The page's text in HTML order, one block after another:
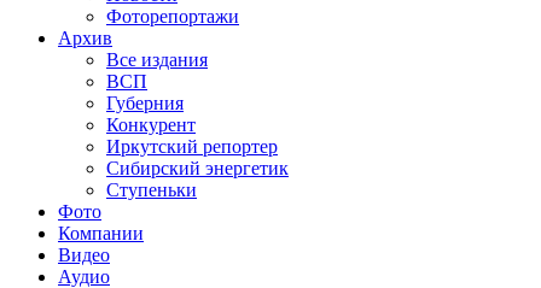
Фоторепортажи
Архив
Все издания
ВСП
Губерния
Конкурент
Иркутский репортер
Сибирский энергетик
Ступеньки
Фото
Компании
Видео
Аудио